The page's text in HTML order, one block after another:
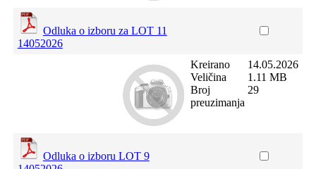
Odluka o izboru za LOT 11
14052026
Kreirano
Veličina
Broj
preuzimanja
14.05.2026
1.11 MB
29
Odluka o izboru LOT 9